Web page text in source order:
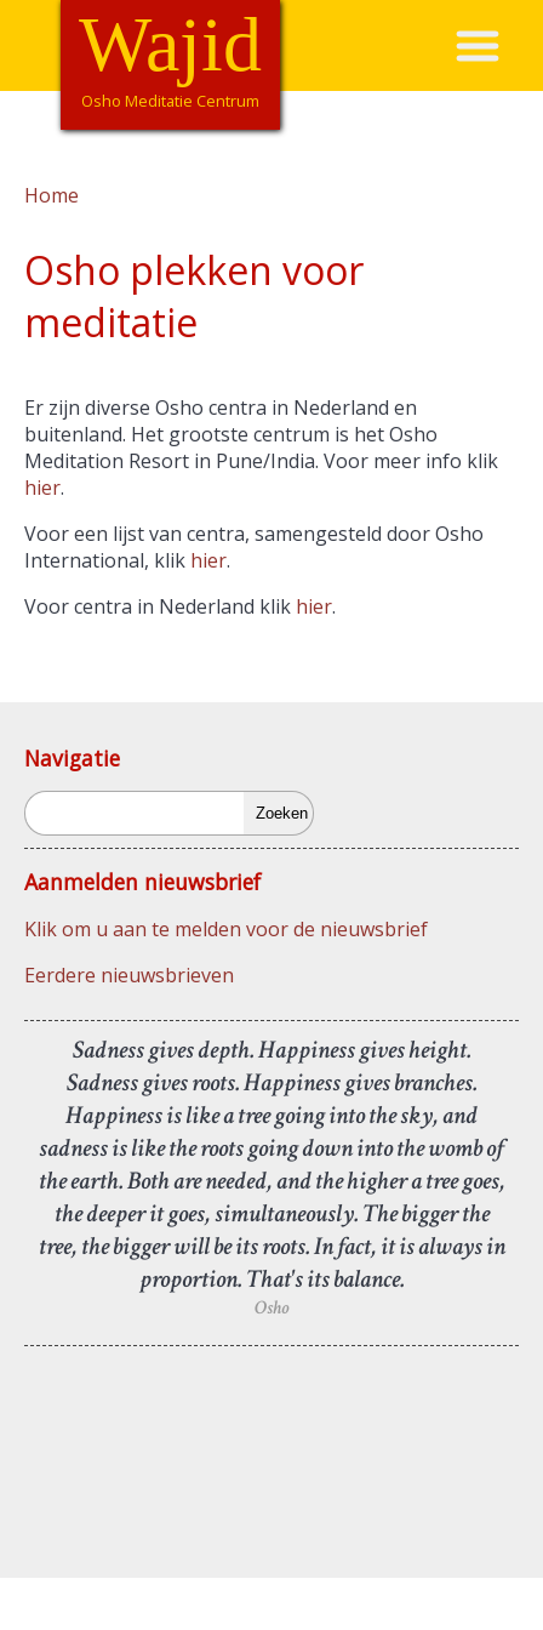
Overslaan
de
HoofdnavigatieWajid
Osho Meditatie Centrum
Home
Osho plekken voor
meditatie
Er zijn diverse Osho centra in Nederland en
buitenland. Het grootste centrum is het Osho
Meditation Resort in Pune/India. Voor meer info klik
hier.
Voor een lijst van centra, samengesteld door Osho
International, klik hier.
Voor centra in Nederland klik hier.
Navigatie
Zoeken
Aanmelden nieuwsbrief
Klik om u aan te melden voor de nieuwsbrief
Eerdere nieuwsbrieven
Sadness gives depth. Happiness gives height.
Sadness gives roots. Happiness gives branches.
Happiness is like a tree going into the sky, and
sadness is like the roots going down into the womb of
the earth. Both are needed, and the higher a tree goes,
the deeper it goes, simultaneously. The bigger the
tree, the bigger will be its roots. In fact, it is always in
proportion. That's its balance.
Osho